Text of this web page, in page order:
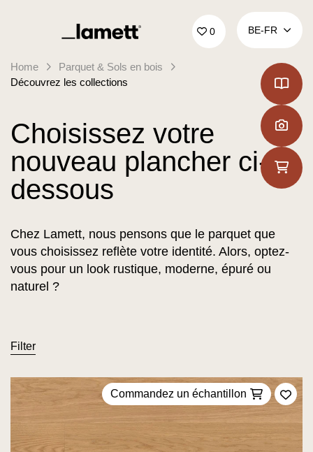
Retour à la page d'accueil 0 BE‑FR
Home
Parquet & Sols en bois
Découvrez les collections
Choisissez votre
nouveau plancher ci-
dessous
Chez Lamett, nous pensons que le parquet que
vous choisissez reflète votre identité. Alors, optez-
vous pour un look rustique, moderne, épuré ou
naturel ?
Filter
Commandez un échantillon